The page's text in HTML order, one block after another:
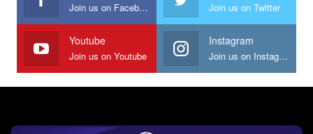
Join us on Facebook Join us on Twitter
Youtube
Join us on Youtube
Instagram
Join us on Instagram